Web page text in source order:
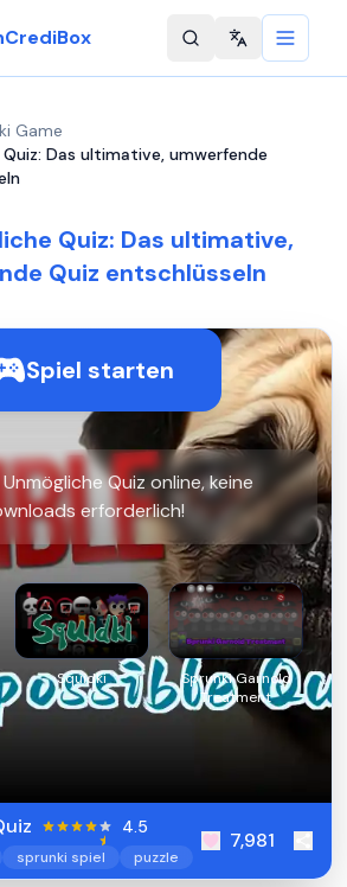
Change
Game
Das ultimative, umwerfende
Quiz: Das ultimative,
Quiz entschlüsseln
Spiel starten
Quiz online, keine
erforderlich!
Squidki
Sprunki Garnold
Treatment
4.5
sprunki spiel puzzle
7,981